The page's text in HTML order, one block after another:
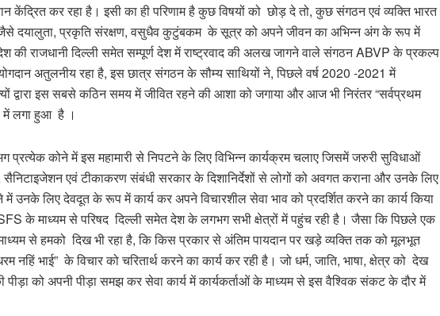
केंद्रित कर रहा है। इसी का ही परिणाम है कुछ विषयों को छोड़ दे तो, कुछ संगठन एवं व्यक्ति भारत
जैसे दयालुता, प्रकृति संरक्षण, वसुधैव कुटुंबकम के सूत्र को अपने जीवन का अभिन्न अंग के रूप में
की राजधानी दिल्ली समेत सम्पूर्ण देश में राष्ट्रवाद की अलख जागने वाले संगठन ABVP के प्रकल्प
अतुलनीय रहा है, इस छात्र संगठन के सौम्य साथियों ने, पिछले वर्ष 2020 -2021 में
द्वारा इस सबसे कठिन समय में जीवित रहने की आशा को जगाया और आज भी निरंतर “सर्वप्रथम
में लगा हुआ है ।
प्रत्येक कोने में इस महामारी से निपटने के लिए विभिन्न कार्यक्रम चलाए जिसमें जरुरी सुविधाओं
एवं टीकाकरण संबंधी सरकार के दिशानिर्देशों से लोगों को अवगत कराना और उनके लिए
उनके लिए देवदूत के रूप में कार्य कर अपने विचारशील सेवा भाव को प्रदर्शित करने का कार्य किया
के माध्यम से परिषद दिल्ली समेत देश के लगभग सभी क्षेत्रों में पहुंच रही है। जैसा कि पिछले एक
से हमको दिख भी रहा है, कि किस प्रकार से अंतिम पायदान पर खड़े व्यक्ति तक को मूलभूत
नहिं भाई” के विचार को चरितार्थ करने का कार्य कर रही है। जो धर्म, जाति, भाषा, क्षेत्र को देख
को अपनी पीड़ा समझ कर सेवा कार्य में कार्यकर्ताओं के माध्यम से इस वैश्विक संकट के दौर में